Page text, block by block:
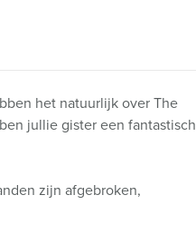
het natuurlijk over The
jullie gister een fantastisch
zijn afgebroken,